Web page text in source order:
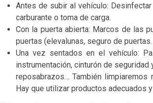
Antes de subir al vehículo:
carburante o toma de carga.
Con la puerta abierta: Marcos de las
puertas (elevalunas, seguro de
Una vez sentados en el vehículo:
instrumentación, cinturón de
reposabrazos… También limpiaremos
Hay que utilizar productos adecuados